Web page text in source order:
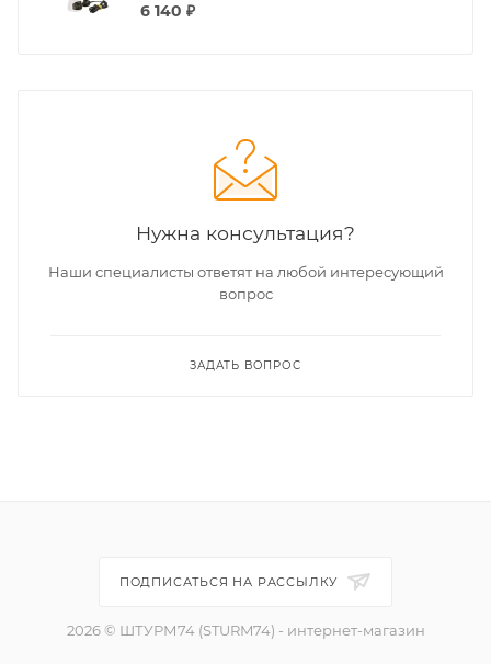
6 140 ₽
Нужна консультация?
Наши специалисты ответят на любой интересующий
вопрос
ЗАДАТЬ ВОПРОС
ПОДПИСАТЬСЯ НА РАССЫЛКУ
2026 © ШТУРМ74 (STURM74) - интернет-магазин